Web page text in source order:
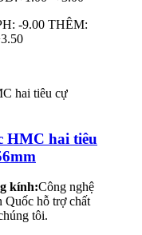
-9.00 THÊM:
HMC hai tiêu
kính:Công nghệ
Quốc hỗ trợ chất
tôi.